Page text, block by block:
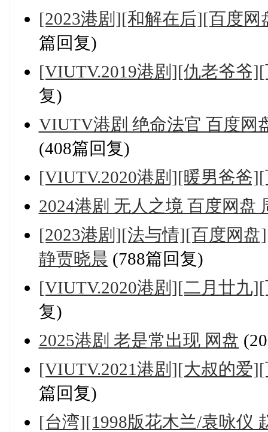
[2023港剧][和解在后][百度
篇回复)
[VIUTV.2019港剧][仇老爷爷
复)
VIUTV港剧 绝命法官 百度网
(408篇回复)
[VIUTV.2020港剧][暖男爸爸
2024港剧 无人之境 百度网盘
[2023港剧][法与情][百度网
静贾晓晨 (788篇回复)
[VIUTV.2020港剧][二月廿九
复)
2025港剧 老是常出现 网盘
[VIUTV.2021港剧][大叔的爱
篇回复)
[台湾][1998版花木兰/袁咏仪